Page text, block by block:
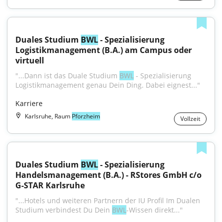
Duales Studium BWL - Spezialisierung
Logistikmanagement (B.A.) am Campus oder
virtuell
"...Dann ist das Duale Studium BWL - Spezialisierung
Logistikmanagement genau Dein Ding. Dabei eignest..."
Karriere
Karlsruhe, Raum Pforzheim Vollzeit
Duales Studium BWL - Spezialisierung
Handelsmanagement (B.A.) - RStores GmbH c/o
G-STAR Karlsruhe
"...Hotels und weiteren Partnern der IU Profil Im Dualen
Studium verbindest Du Dein BWL-Wissen direkt..."